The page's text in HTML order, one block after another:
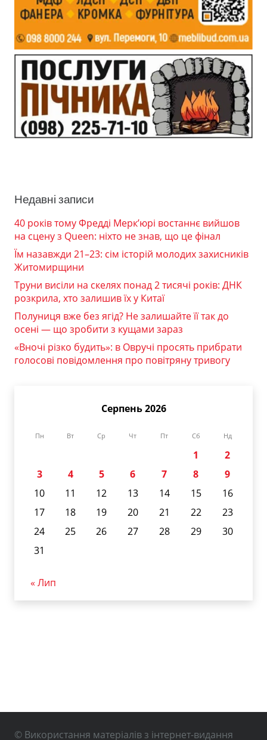
Недавні записи
40 років тому Фредді Мерк’юрі востаннє вийшов
на сцену з Queen: ніхто не знав, що це фінал
Їм назавжди 21–23: сім історій молодих захисників
Житомирщини
Труни висіли на скелях понад 2 тисячі років: ДНК
розкрила, хто залишив їх у Китаї
Полуниця вже без ягід? Не залишайте її так до
осені — що зробити з кущами зараз
«Вночі різко будить»: в Овручі просять прибрати
голосові повідомлення про повітряну тривогу
Серпень 2026
Пн Вт Ср Чт Пт Сб Нд
1
2
3
4 5 6 7 8
9
10
11 12 13 14 15
16
17
18 19 20 21 22
23
24
25 26 27 28 29
30
31
« Лип
© Використання матеріалів з інтернет-видання